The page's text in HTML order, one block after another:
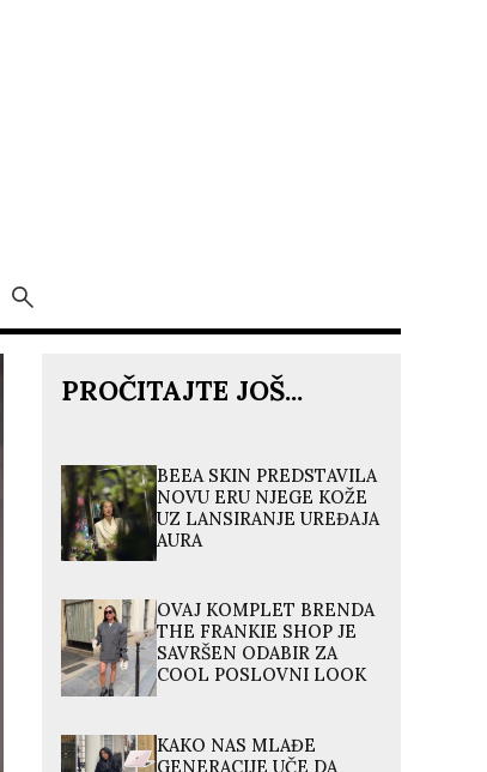
PROČITAJTE JOŠ...
BEEA SKIN PREDSTAVILA
NOVU ERU NJEGE KOŽE
UZ LANSIRANJE UREĐAJA
AURA
OVAJ KOMPLET BRENDA
THE FRANKIE SHOP JE
SAVRŠEN ODABIR ZA
COOL POSLOVNI LOOK
KAKO NAS MLAĐE
GENERACIJE UČE DA